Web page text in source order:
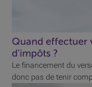
Quand effectuer
d'impôts ?
Le financement du
donc pas de tenir